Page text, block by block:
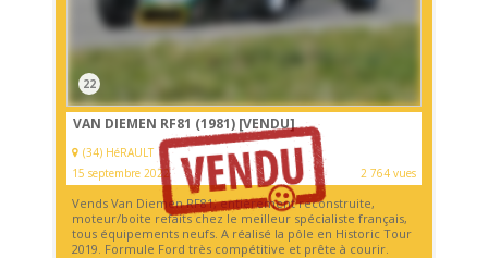
22
VAN DIEMEN RF81 (1981) [VENDU]
(34) HéRAULT
15 septembre 2022
2 764 vues
Vends Van Diemen RF81, entièrement reconstruite,
moteur/boite refaits chez le meilleur spécialiste français,
tous équipements neufs. A réalisé la pôle en Historic Tour
2019. Formule Ford très compétitive et prête à courir.